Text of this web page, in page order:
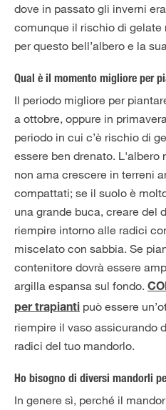
dove in passato gli inverni
comunque il rischio di
per questo bell’albero e la
Qual è il momento migliore per
Il periodo migliore per
a ottobre, oppure in
periodo in cui c’è rischio di
essere ben drenato. L'albero
non ama crescere in terreni
compattati; se il suolo è
una grande buca, creare del
riempire intorno alle radici
miscelato con sabbia. Se
contenitore dovrà essere
argilla espansa sul fondo.
per trapianti può essere
riempire il vaso assicurando
radici del tuo mandorlo.
Ho bisogno di diversi mandorli
In genere sì, perché il